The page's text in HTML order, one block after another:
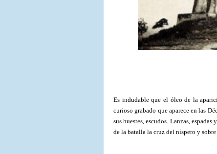
Es indudable que el óleo de la
curioso grabado que aparece en las
sus huestes, escudos. Lanzas,
de la batalla la cruz del níspero y